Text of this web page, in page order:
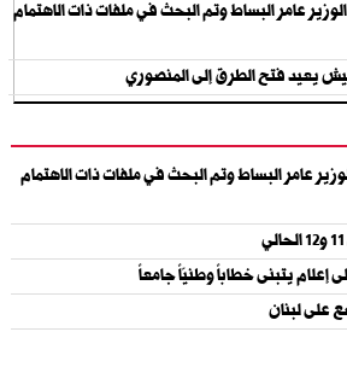
عامر البساط وتم البحث في ملفات ذات الاهتمام
يعيد فتح الطرق إلى المنصوري
عامر البساط وتم البحث في ملفات ذات الاهتمام
يتبنى خطاباً وطنيّاً جامعاً
على لبنان